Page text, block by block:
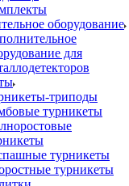
оборудование
для
триподы
турникеты
турникеты
турникеты